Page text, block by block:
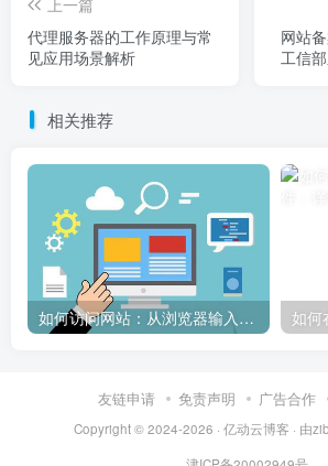
上一篇
代理服务器的工作原理与常
见应用场景解析
网站
工信
相关推荐
如何访问网站：从浏览器输入到页面加载的完整步骤详解
友链申请 免责声明 广告合作
Copyright © 2024-2026 · 亿动云博客 · 由